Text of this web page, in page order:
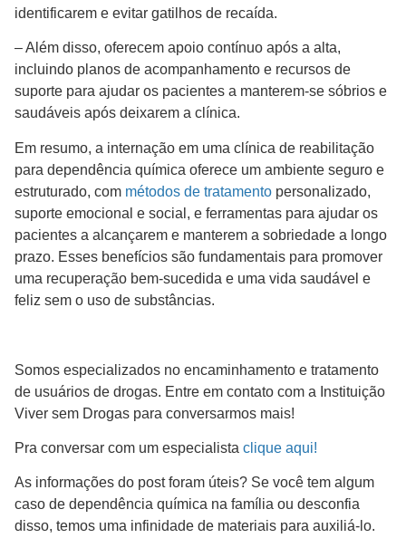
identificarem e evitar gatilhos de recaída.
– Além disso, oferecem apoio contínuo após a alta,
incluindo planos de acompanhamento e recursos de
suporte para ajudar os pacientes a manterem-se sóbrios e
saudáveis após deixarem a clínica.
Em resumo, a internação em uma clínica de reabilitação
para dependência química oferece um ambiente seguro e
estruturado, com métodos de tratamento personalizado,
suporte emocional e social, e ferramentas para ajudar os
pacientes a alcançarem e manterem a sobriedade a longo
prazo. Esses benefícios são fundamentais para promover
uma recuperação bem-sucedida e uma vida saudável e
feliz sem o uso de substâncias.
Somos especializados no encaminhamento e tratamento
de usuários de drogas. Entre em contato com a Instituição
Viver sem Drogas para conversarmos mais!
Pra conversar com um especialista clique aqui!
As informações do post foram úteis? Se você tem algum
caso de dependência química na família ou desconfia
disso, temos uma infinidade de materiais para auxiliá-lo.